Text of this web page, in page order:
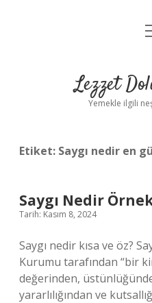
Lezzet
Yemekle ilgili
Etiket: Saygı nedir en
Saygı Nedir
Tarih: Kasım 8, 2024
Saygı nedir kısa ve öz?
Kurumu tarafından “bir
değerinden,
yararlılığından ve